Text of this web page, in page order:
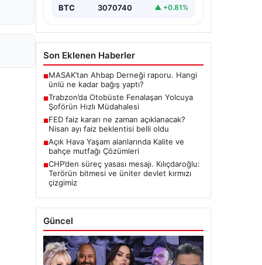
BTC 3070740 ▲ +0.81%
Son Eklenen Haberler
■MASAK’tan Ahbap Derneği raporu. Hangi
ünlü ne kadar bağış yaptı?
■Trabzon’da Otobüste Fenalaşan Yolcuya
Şoförün Hızlı Müdahalesi
■FED faiz kararı ne zaman açıklanacak?
Nisan ayı faiz beklentisi belli oldu
■Açık Hava Yaşam alanlarında Kalite ve
bahçe mutfağı Çözümleri
■CHP’den süreç yasası mesajı. Kılıçdaroğlu:
Terörün bitmesi ve üniter devlet kırmızı
çizgimiz
Güncel